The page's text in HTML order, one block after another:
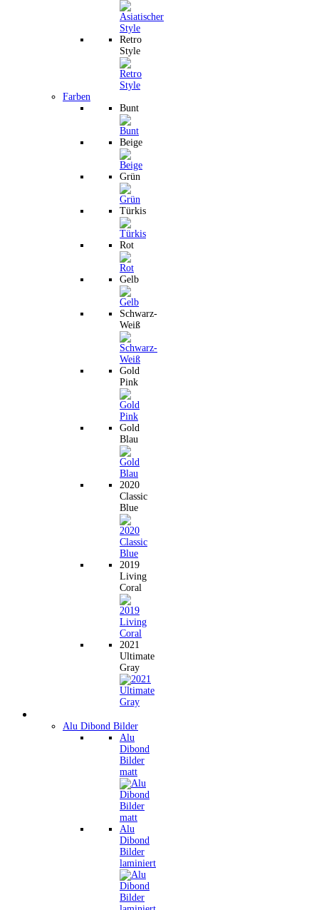
Retro
Style
Farben
Bunt
Beige
Grün
Türkis
Rot
Gelb
Schwarz-
Weiß
Gold
Pink
Gold
Blau
2020
Classic
Blue
2019
Living
Coral
2021
Ultimate
Gray
Alu Dibond Bilder
Alu
Dibond
Bilder
matt
Alu
Dibond
Bilder
laminiert